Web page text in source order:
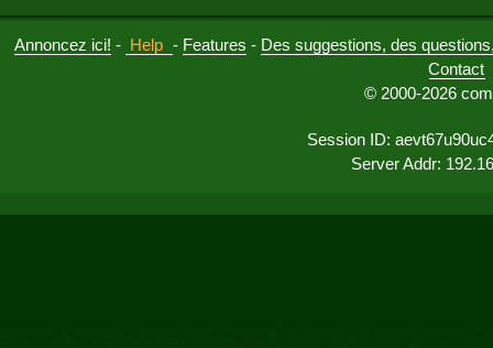
Annoncez ici! - Help - Features - Des suggestions, des
Contact
© 2000-2026
Session ID:
Server Addr: